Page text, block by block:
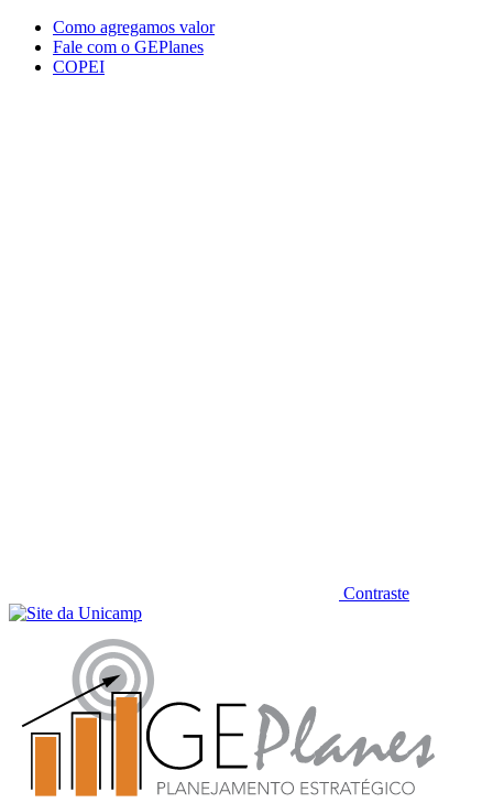
Conteúdo principal Menu principal
Como agregamos valor
Fale com o GEPlanes
COPEI
Contraste